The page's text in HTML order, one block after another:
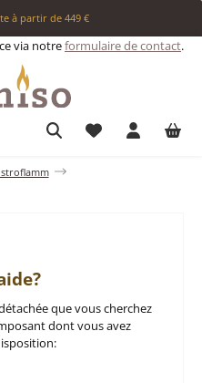
à partir de 449 €
via notreformulaire de contact.
Vous avez 0
que vous cherchez
dont vous avez